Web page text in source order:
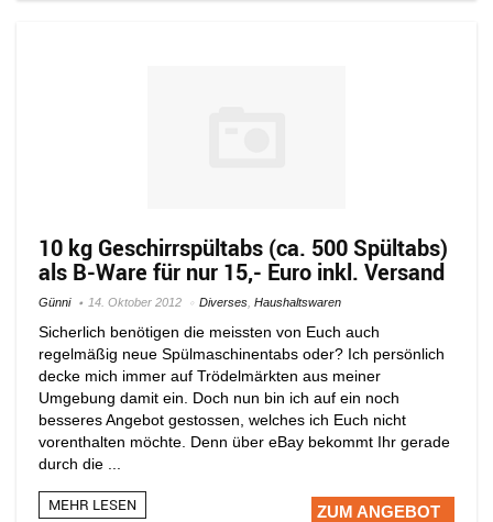
10 kg Geschirrspültabs (ca. 500 Spültabs)
als B-Ware für nur 15,- Euro inkl. Versand
Günni 14. Oktober 2012 Diverses Haushaltswaren
Sicherlich benötigen die meissten von Euch auch
regelmäßig neue Spülmaschinentabs oder? Ich persönlich
decke mich immer auf Trödelmärkten aus meiner
Umgebung damit ein. Doch nun bin ich auf ein noch
besseres Angebot gestossen, welches ich Euch nicht
vorenthalten möchte. Denn über eBay bekommt Ihr gerade
durch die ...
MEHR LESEN ZUM ANGEBOT